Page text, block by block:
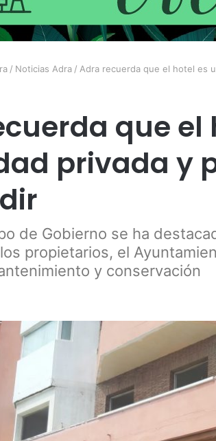
/ Noticias Adra / Adra recuerda que el hotel es
que el
privada y
de Gobierno se ha
propietarios, el
y conservación